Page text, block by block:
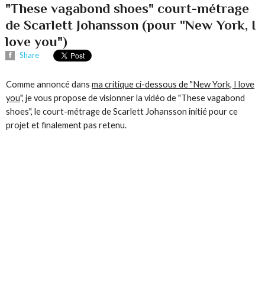
"These vagabond shoes" court-métrage
de Scarlett Johansson (pour "New York, I
love you")
Share
Comme annoncé dansma critique ci-dessous de "New York, I love
you", je vous propose de visionner la vidéo de "These vagabond
shoes", le court-métrage de Scarlett Johansson initié pour ce
projet et finalement pas retenu.